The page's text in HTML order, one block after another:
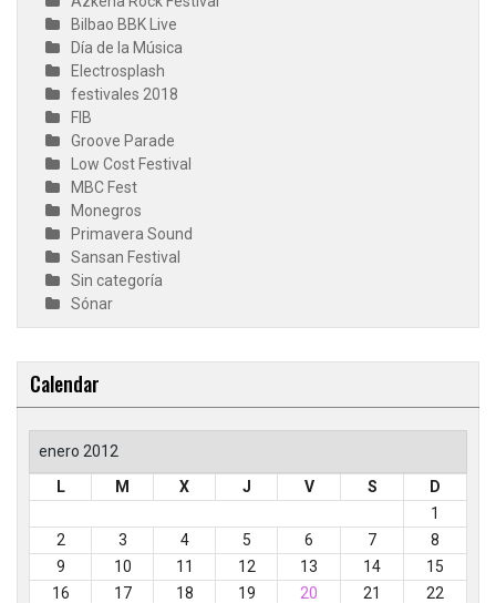
Bilbao BBK Live
Día de la Música
Electrosplash
festivales 2018
FIB
Groove Parade
Low Cost Festival
MBC Fest
Monegros
Primavera Sound
Sansan Festival
Sin categoría
Sónar
Calendar
enero 2012
L
M X J V S
D
1
2
3 4 5 6 7
8
9
10 11 12 13 14
15
16
17 18 19 20 21
22